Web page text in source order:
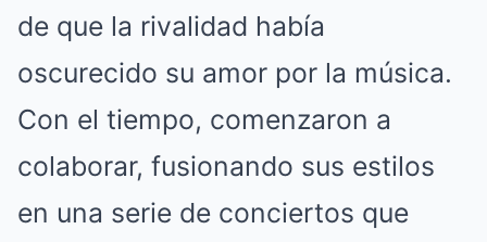
de que la rivalidad había
oscurecido su amor por la música.
Con el tiempo, comenzaron a
colaborar, fusionando sus estilos
en una serie de conciertos que